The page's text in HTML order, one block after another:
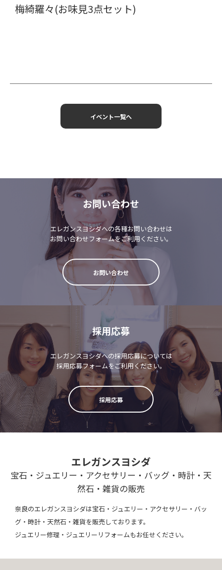
梅綺羅々(お味見3点セット)
イベント一覧へ
お問い合わせ
エレガンスヨシダへの各種お問い合わせは
お問い合わせフォームをご利用ください。
お問い合わせ
採用応募
エレガンスヨシダへの採用応募については
採用応募フォームをご利用ください。
採用応募
エレガンスヨシダ
宝石・ジュエリー・アクセサリー・バッグ・時計・天
然石・雑貨の販売
奈良のエレガンスヨシダは宝石・ジュエリー・アクセサリー・バッ
グ・時計・天然石・雑貨を販売しております。
ジュエリー修理・ジュエリーリフォームもお任せください。